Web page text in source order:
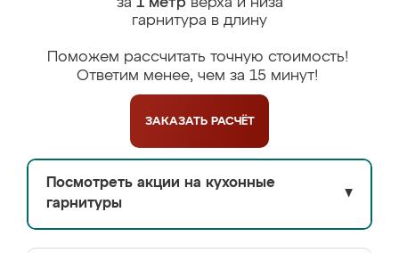
за 1 метрверха и низа
гарнитура в длину
Поможем рассчитать точную стоимость!
Ответим менее, чем за 15 минут!
ЗАКАЗАТЬ РАСЧЁТ
Посмотреть акции на кухонные
гарнитуры
▼